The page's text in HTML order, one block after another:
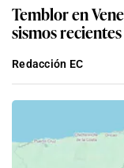
Temblor en
sismos
Redacción EC